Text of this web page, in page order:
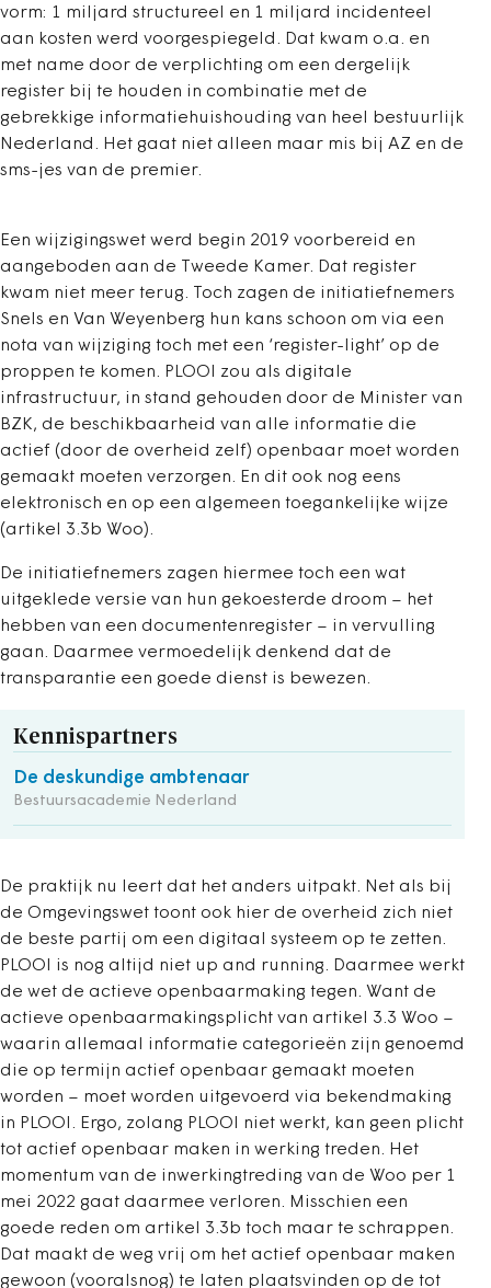
vorm: 1 miljard structureel en 1 miljard incidenteel
aan kosten werd voorgespiegeld. Dat kwam o.a. en
met name door de verplichting om een dergelijk
register bij te houden in combinatie met de
gebrekkige informatiehuishouding van heel bestuurlijk
Nederland. Het gaat niet alleen maar mis bij AZ en de
sms-jes van de premier.
Een wijzigingswet werd begin 2019 voorbereid en
aangeboden aan de Tweede Kamer. Dat register
kwam niet meer terug. Toch zagen de initiatiefnemers
Snels en Van Weyenberg hun kans schoon om via een
nota van wijziging toch met een ‘register-light’ op de
proppen te komen. PLOOI zou als digitale
infrastructuur, in stand gehouden door de Minister van
BZK, de beschikbaarheid van alle informatie die
actief (door de overheid zelf) openbaar moet worden
gemaakt moeten verzorgen. En dit ook nog eens
elektronisch en op een algemeen toegankelijke wijze
(artikel 3.3b Woo).
De initiatiefnemers zagen hiermee toch een wat
uitgeklede versie van hun gekoesterde droom – het
hebben van een documentenregister – in vervulling
gaan. Daarmee vermoedelijk denkend dat de
transparantie een goede dienst is bewezen.
Kennispartners
De deskundige ambtenaar
Bestuursacademie Nederland
De praktijk nu leert dat het anders uitpakt. Net als bij
de Omgevingswet toont ook hier de overheid zich niet
de beste partij om een digitaal systeem op te zetten.
PLOOI is nog altijd niet up and running. Daarmee werkt
de wet de actieve openbaarmaking tegen. Want de
actieve openbaarmakingsplicht van artikel 3.3 Woo –
waarin allemaal informatie categorieën zijn genoemd
die op termijn actief openbaar gemaakt moeten
worden – moet worden uitgevoerd via bekendmaking
in PLOOI. Ergo, zolang PLOOI niet werkt, kan geen plicht
tot actief openbaar maken in werking treden. Het
momentum van de inwerkingtreding van de Woo per 1
mei 2022 gaat daarmee verloren. Misschien een
goede reden om artikel 3.3b toch maar te schrappen.
Dat maakt de weg vrij om het actief openbaar maken
gewoon (vooralsnog) te laten plaatsvinden op de tot